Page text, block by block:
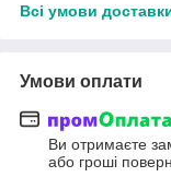
Всі умови
Умови оплати
Ви отримаєте
або гроші